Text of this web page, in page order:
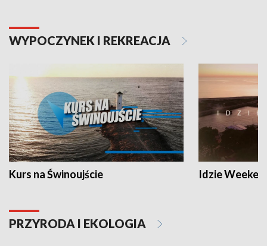
WYPOCZYNEK I REKREACJA
Kurs na Świnoujście Idzie
PRZYRODA I EKOLOGIA